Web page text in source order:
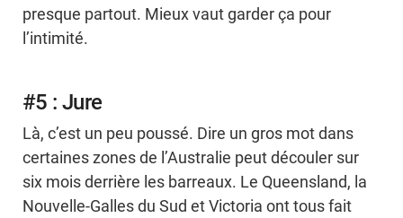
presque partout. Mieux vaut garder ça pour
l’intimité.
#5 : Jure
Là, c’est un peu poussé. Dire un gros mot dans
certaines zones de l’Australie peut découler sur
six mois derrière les barreaux. Le Queensland, la
Nouvelle-Galles du Sud et Victoria ont tous fait